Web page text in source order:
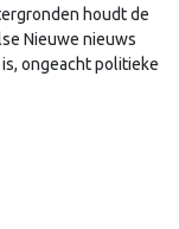
houdt de
Nieuwe nieuws
ongeacht politieke